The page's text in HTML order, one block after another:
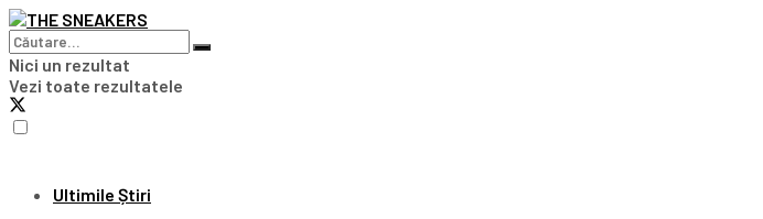
Nici un rezultat
Vezi toate rezultatele
Ultimile Știri